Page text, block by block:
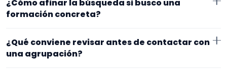
trabajan en Segovia. Algunos son de la zona y otros se
exacto, horarios y posibles gastos.
¿Cómo afinar la búsqueda si busco una
formación concreta?
Empieza por el tipo de evento y la zona. Si ya sabes el
formato que te encaja, usa el filtro de tipo de
agrupación para quedarte con opciones más
¿Qué conviene revisar antes de contactar con
una agrupación?